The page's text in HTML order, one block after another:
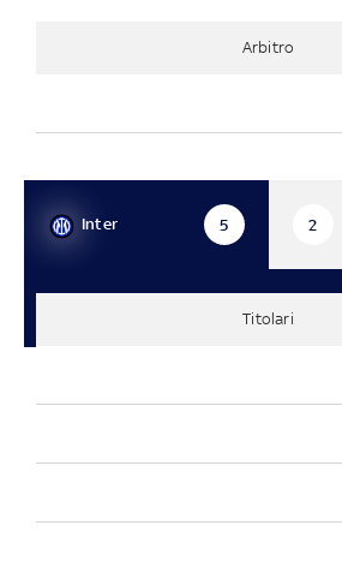
Arbitro
Inter 5 2
Titolari